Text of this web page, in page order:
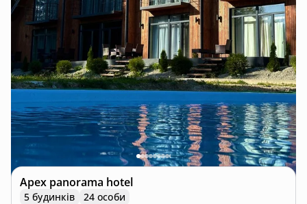
Apex panorama hotel
5 будинків
24 особи